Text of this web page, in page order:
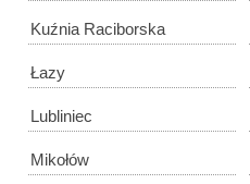
Kuźnia Raciborska
Łazy
Lubliniec
Mikołów